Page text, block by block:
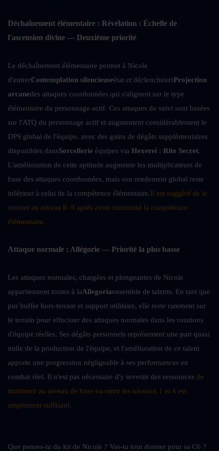
Déchaînement élémentaire : Révélation : Échelle de
l'ascension divine — Deuxième priorité
Le déchaînement élémentaire permet à Nicole
d'entrerContemplation silencieuseétat et déclencheursProjection
arcanedes attaques coordonnées qui s'alignent sur le type
élémentaire du personnage actif. Ces attaques de suivi sont basées
sur l'ATQ du personnage actif et augmentent considérablement le
DPS global de l'équipe, avec des gains de dégâts supplémentaires
disponibles dansSorcellerie équipes via Hexerei : Rite Secret.
L'amélioration de cette aptitude augmente les multiplicateurs de
base des attaques coordonnées, mais son rendement global reste
inférieur à celui de la compétence élémentaire.Il est suggéré de le
monter au niveau 8–9 après avoir maximisé la compétence
élémentaire.
Attaque normale : Allégorie — Priorité la plus basse
Les attaques normales, chargées et plongeantes de Nicole
appartiennent toutes à laAllegoriaensemble de talents. En tant que
pur buffer hors-terrain et support utilitaire, elle reste rarement sur
le terrain pour effectuer des attaques normales dans les rotations
d'équipe réelles. Ses dégâts personnels représentent une part quasi
nulle de la production de l'équipe, et l'amélioration de ce talent
apporte une progression négligeable à ses performances en
combat réel. Il n'est pas nécessaire d'y investir des ressources ;le
maintenir au niveau de base ou entre les niveaux 1 et 4 est
amplement suffisant.
Que penses-tu du kit de Nicole ? Vas-tu tout donner pour sa C6 ?